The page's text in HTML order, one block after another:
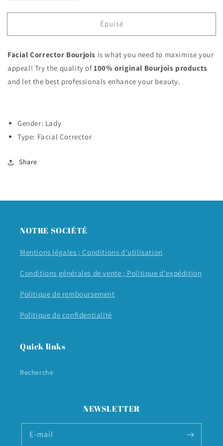
quantité
Facial
Bourjois
quantité
Facial
Bourjois
Épuisé
Facial Corrector Bourjois is what you need to maximise your
appeal! Try the quality of100% original Bourjois products
and let the best professionals enhance your beauty.
Gender: Lady
Type: Facial Corrector
Share
NOTRE SOCIÉTÉ
Mentions légales ;Conditions d'utilisation
Conditions générales de vente ; Politique d'expédition
Politique de remboursement
Politique de confidentialité
Quick links
Recherche
NEWSLETTER
E-mail